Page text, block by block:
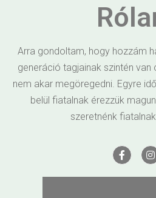
Arra gondoltam, hogy hozzám
generáció tagjainak szintén van
nem akar megöregedni. Egyre
belül fiatalnak érezzük
szeretnénk